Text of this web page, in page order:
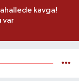
kavga!
var